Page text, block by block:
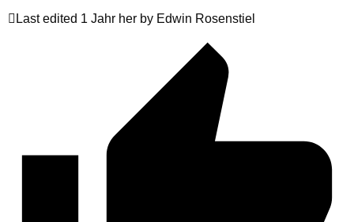
Last edited 1 Jahr her by Edwin Rosenstiel